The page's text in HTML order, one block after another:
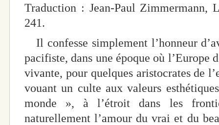
Traduction : Jean-Paul Zimmermann,
241.
Il confesse simplement l’honneur
pacifiste, dans une époque où l’Europe
vivante, pour quelques aristocrates de
vouant un culte aux valeurs
monde », à l’étroit dans les
naturellement l’amour du vrai et du